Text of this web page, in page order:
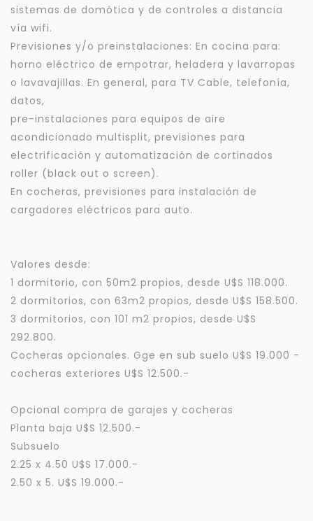
sistemas de domótica y de controles a distancia
vía wifi.
Previsiones y/o preinstalaciones: En cocina para:
horno eléctrico de empotrar, heladera y lavarropas
o lavavajillas. En general, para TV Cable, telefonía,
datos,
pre-instalaciones para equipos de aire
acondicionado multisplit, previsiones para
electrificación y automatización de cortinados
roller (black out o screen).
En cocheras, previsiones para instalación de
cargadores eléctricos para auto.
Valores desde:
1 dormitorio, con 50m2 propios, desde U$S 118.000.
2 dormitorios, con 63m2 propios, desde U$S 158.500.
3 dormitorios, con 101 m2 propios, desde U$S
292.800.
Cocheras opcionales. Gge en sub suelo U$S 19.000 -
cocheras exteriores U$S 12.500.-
Opcional compra de garajes y cocheras
Planta baja U$S 12.500.-
Subsuelo
2.25 x 4.50 U$S 17.000.-
2.50 x 5. U$S 19.000.-
Continuar por WhatsApp
Cancelar
Buscamos darte la mejor experiencia.
Con estos datos podemos responderte mejor y
más rápido.